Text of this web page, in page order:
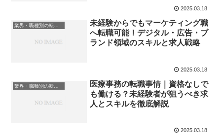
2025.03.18
業界・職種別の転職情報
未経験からでもマーケティング職
へ転職可能！デジタル・広告・ブ
ランド領域のスキルと求人戦略
2025.03.18
業界・職種別の転職情報
医療事務の転職事情｜資格なしで
も働ける？未経験者が狙うべき求
人とスキルを徹底解説
2025.03.18